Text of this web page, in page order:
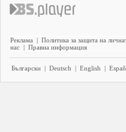
Реклама | Политика за защита на
нас | Правна информация
Български | Deutsch | English |